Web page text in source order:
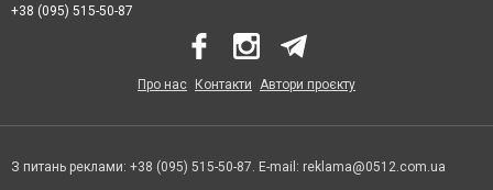
+38 (095) 515-50-87
Про нас Контакти Автори проєкту
З питань реклами: +38 (095) 515-50-87. E-mail: reklama@0512.com.ua